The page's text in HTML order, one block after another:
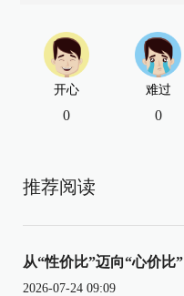
开心
0
难过
0
推荐阅读
从“性价比”迈向“心价比
2026-07-24 09:09